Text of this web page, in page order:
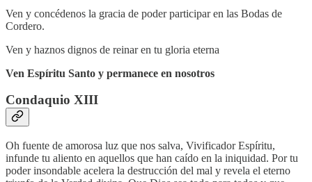
Ven y concédenos la gracia de poder participar en las Bodas de
Cordero.
Ven y haznos dignos de reinar en tu gloria eterna
Ven Espíritu Santo y permanece en nosotros
Condaquio XIII
Oh fuente de amorosa luz que nos salva, Vivificador Espíritu,
infunde tu aliento en aquellos que han caído en la iniquidad. Por tu
poder insondable acelera la destrucción del mal y revela el eterno